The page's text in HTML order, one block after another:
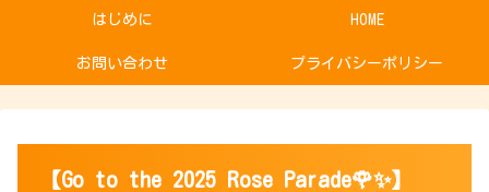
はじめに HOME
お問い合わせ プライバシーポリシー
【Go to the 2025 Rose Parade🌹✨】